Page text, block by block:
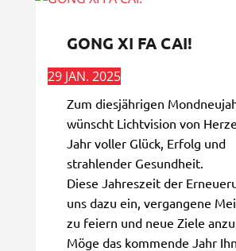
GONG XI FA CAI!
29 JAN. 2025
Zum diesjährigen
wünscht Lichtvision von
Jahr voller Glück, Erfolg und
strahlender Gesundheit.
Diese Jahreszeit der
uns dazu ein, vergangene
zu feiern und neue Ziele
Möge das kommende Jahr